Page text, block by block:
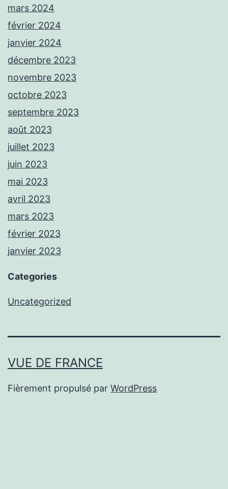
mars 2024
février 2024
janvier 2024
décembre 2023
novembre 2023
octobre 2023
septembre 2023
août 2023
juillet 2023
juin 2023
mai 2023
avril 2023
mars 2023
février 2023
janvier 2023
Categories
Uncategorized
VUE DE FRANCE
Fièrement propulsé par WordPress